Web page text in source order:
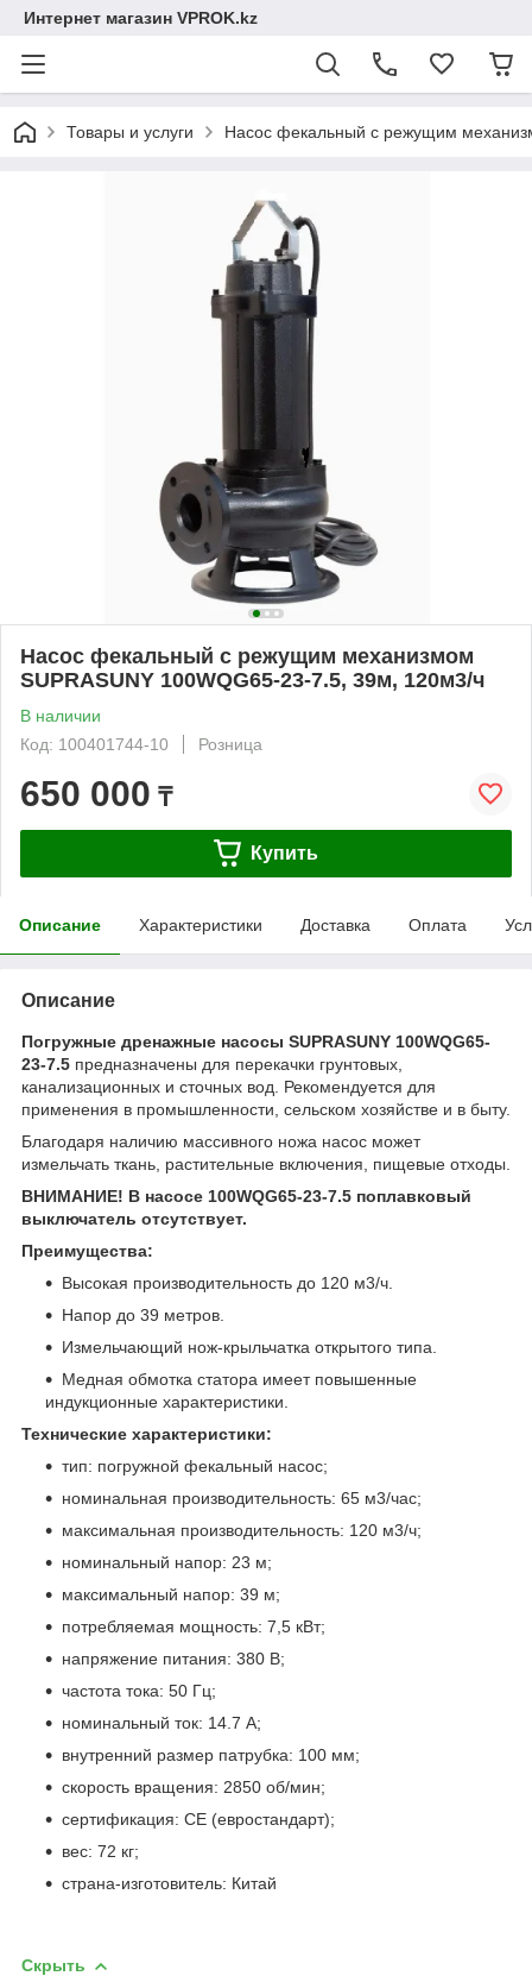
Интернет магазин VPROK.kz
Товары и услуги Насос фекальный с режущим
Насос фекальный с режущим механизмом
SUPRASUNY 100WQG65-23-7.5, 39м, 120м3/ч
В наличии
Код: 100401744-10
Розница
650 000 ₸
Купить
Описание Характеристики Доставка Оплата
Описание
Погружные дренажные насосы SUPRASUNY 100WQG65-
23-7.5 предназначены для перекачки грунтовых,
канализационных и сточных вод. Рекомендуется для
применения в промышленности, сельском хозяйстве и в быту.
Благодаря наличию массивного ножа насос может
измельчать ткань, растительные включения, пищевые отходы.
ВНИМАНИЕ! В насосе 100WQG65-23-7.5 поплавковый
выключатель отсутствует.
Преимущества:
Высокая производительность до 120 м3/ч.
Напор до 39 метров.
Измельчающий нож-крыльчатка открытого типа.
Медная обмотка статора имеет повышенные
индукционные характеристики.
Технические характеристики:
тип: погружной фекальный насос;
номинальная производительность: 65 м3/час;
максимальная производительность: 120 м3/ч;
номинальный напор: 23 м;
максимальный напор: 39 м;
потребляемая мощность: 7,5 кВт;
напряжение питания: 380 В;
частота тока: 50 Гц;
номинальный ток: 14.7 А;
внутренний размер патрубка: 100 мм;
скорость вращения: 2850 об/мин;
сертификация: CE (евростандарт);
вес: 72 кг;
страна-изготовитель: Китай
Скрыть